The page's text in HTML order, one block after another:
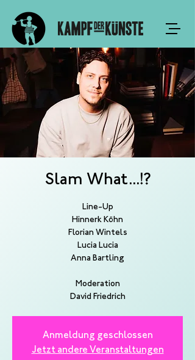
Slam What...!?
Line-Up
Hinnerk Köhn
Florian Wintels
Lucia Lucia
Anna Bartling
Moderation
David Friedrich
Anmeldung geschlossen
Jetzt andere Veranstaltungen